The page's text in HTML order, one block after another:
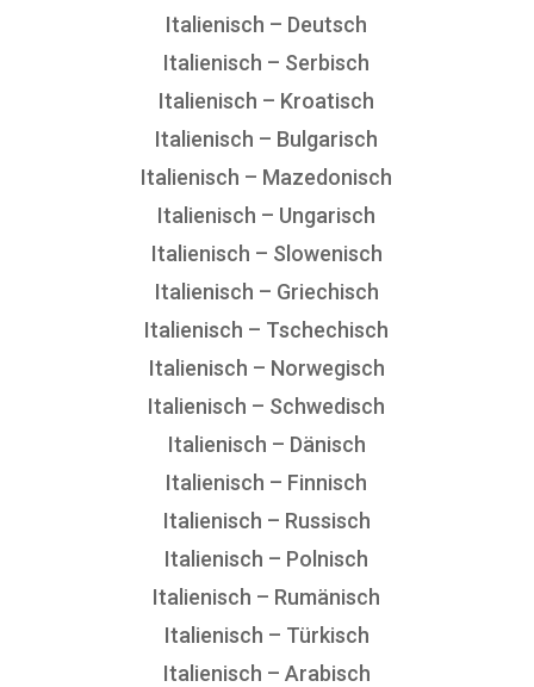
Italienisch – Deutsch
Italienisch – Serbisch
Italienisch – Kroatisch
Italienisch – Bulgarisch
Italienisch – Mazedonisch
Italienisch – Ungarisch
Italienisch – Slowenisch
Italienisch – Griechisch
Italienisch – Tschechisch
Italienisch – Norwegisch
Italienisch – Schwedisch
Italienisch – Dänisch
Italienisch – Finnisch
Italienisch – Russisch
Italienisch – Polnisch
Italienisch – Rumänisch
Italienisch – Türkisch
Italienisch – Arabisch